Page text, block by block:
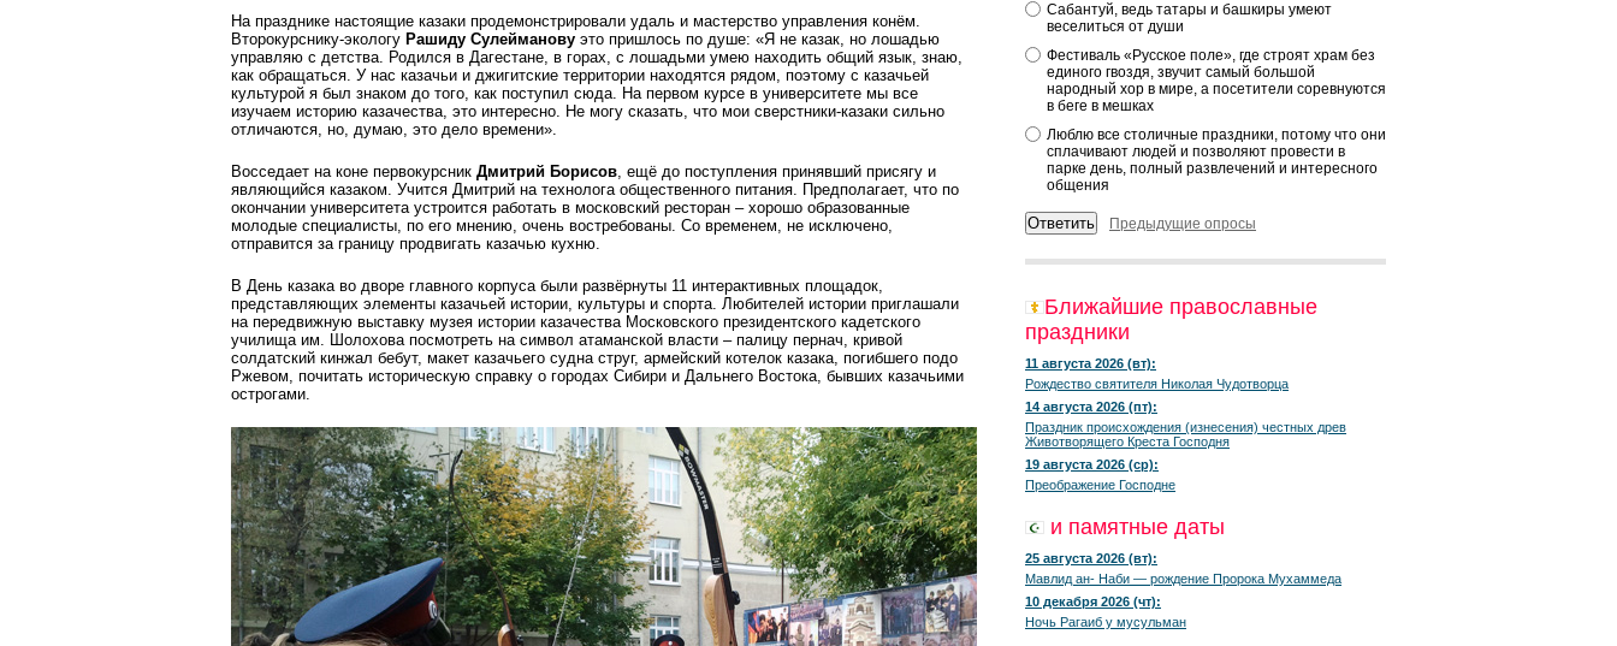
Сабантуй, ведь татары и башкиры умеют
веселиться от души
Фестиваль «Русское поле», где строят храм без
единого гвоздя, звучит самый большой
народный хор в мире, а посетители соревнуются
в беге в мешках
Люблю все столичные праздники, потому что они
сплачивают людей и позволяют провести в
парке день, полный развлечений и интересного
общения
Предыдущие опросы
Ближайшие православные
праздники
11 августа 2026 (вт):
Рождество святителя Николая Чудотворца
14 августа 2026 (пт):
Праздник происхождения (изнесения) честных древ
Животворящего Креста Господня
19 августа 2026 (ср):
Преображение Господне
и памятные даты
25 августа 2026 (вт):
Мавлид ан- Наби — рождение Пророка Мухаммеда
10 декабря 2026 (чт):
Ночь Рагаиб у мусульман
На празднике настоящие казаки продемонстрировали удаль и мастерство управления конём.
Второкурснику-экологу Рашиду Сулейманову это пришлось по душе: «Я не казак, но лошадь­ю
управляю с детства. Родился в Дагестане, в горах, ­с ­лошадьми умею находить общий язык, знаю,
как обращаться. У нас казачьи и джигитские территории находятся рядом, поэтому с казачьей
культурой я был знаком до того, как поступил сюда. На первом курсе в университете мы все
изучаем историю казачества, это интересно. Не могу сказать, что мои сверстники-казаки сильно
отличаются, но, думаю, это дело времени».
Восседает на коне первокурсник Дмитрий Борисов, ещё до поступления принявший присягу и
являющийся казаком. Учится Дмитрий на технолога общественного питания. Предполагает, что по
окончании университета устроится работать в московский ресторан – хорошо образованные
молодые специалисты, по его мнению, очень востребованы. Со временем, не исключено,
отправится за границу продвигать казачью кухню.
В День казака во дворе главного корпуса были развёрнуты 11 интерактивных площадок,
представляющих элементы казачьей истории, культуры и спорта. Любителей истории приглашали
на передвижную выставку музея истории казачества Московского президентского кадетского
училища им. Шолохова посмотреть на символ атаманской власти – палицу пернач, кривой
солдатский кинжал бебут, макет казачьего судна струг, армейский котелок казака, погибшего подо
Ржевом, почитать историческую справку о городах Сибири и Дальнего Востока, бывших казачьими
острогами.